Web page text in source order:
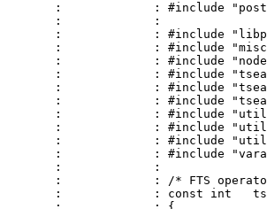
:             : #include
:             :
:             : #include
:             : #include
:             : #include
:             : #include
:             : #include
:             : #include
:             : #include
:             : #include
:             : #include
:             : #include
:             :
:             : /* FTS
:             : const int